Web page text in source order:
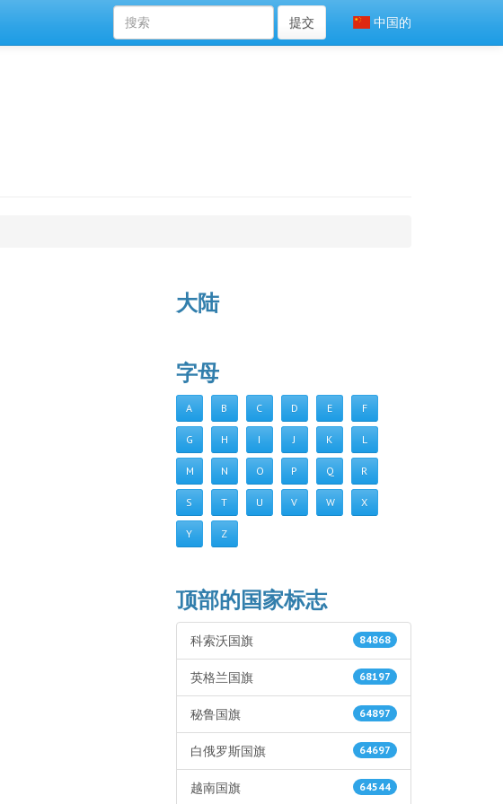
中国的
提交
大陆
字母
A B C D E F
G H I J K L
M N O P Q R
S T U V W X
Y Z
顶部的国家标志
84868
科索沃国旗
68197
英格兰国旗
64897
秘鲁国旗
64697
白俄罗斯国旗
64544
越南国旗